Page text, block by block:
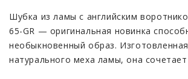
Шубка из ламы с английским
65-GR — оригинальная новинка
необыкновенный образ.
натурального меха ламы, она сочетает